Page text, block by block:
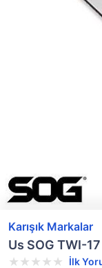
Karışık Markalar
Us SOG TWI-
İlk